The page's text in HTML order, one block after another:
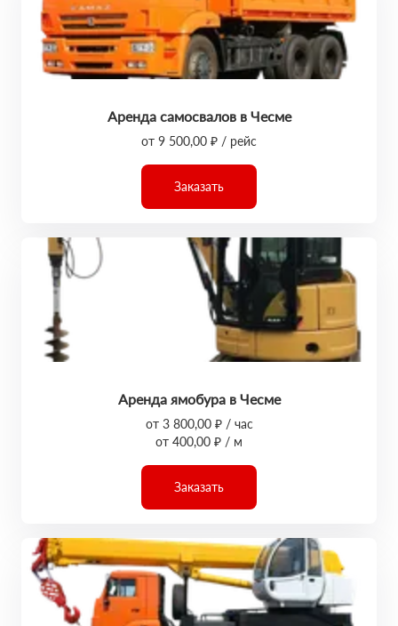
Аренда самосвалов в Чесме
от 9 500,00 ₽ / рейс
Заказать
Аренда ямобура в Чесме
от 3 800,00 ₽ / час
от 400,00 ₽ / м
Заказать